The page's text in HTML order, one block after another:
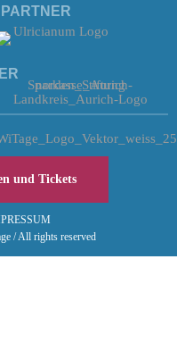
und Tickets
/ All rights reserved